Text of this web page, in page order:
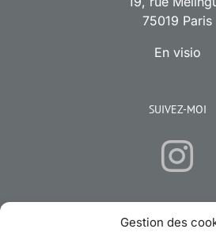
Gestion des
75019 Paris
En visio
SUIVEZ-MOI
CONTACTEZ-